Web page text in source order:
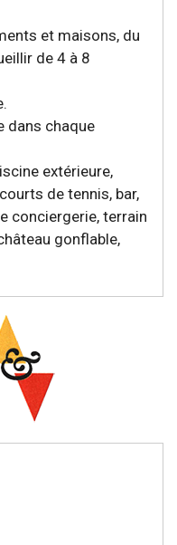
et maisons, du
de 4 à 8
dans chaque
extérieure,
de tennis, bar,
conciergerie, terrain
gonflable,